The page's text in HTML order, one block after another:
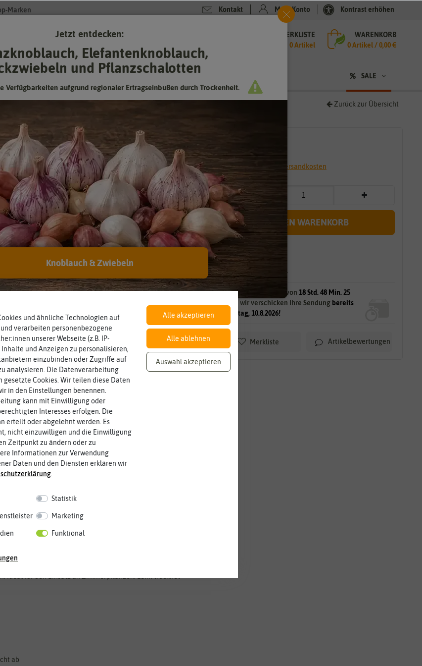
Marken Kontakt Mein Konto Kontrast erhöhen
MERKLISTE
0 Artikel
WARENKORB
0Artikel /0,00 €
SALE
Zurück zur Übersicht
* inkl. 19% MwSt. zzgl. Versandkosten
IN DEN WARENKORB
sofort lieferbar
gilt für 645 am Lager.
Bestellen Sie innerhalb von 18 Std. 48 Min. 23
und wir verschicken Ihre Sendung bereits
am Montag, 10.8.2026!
Merkliste Artikelbewertungen
Sticker (10 Stück)
Klebefalle zum Abfangen fliegender
wie Trauermücken („Schwarzen Fliegen“) und
Fliegen.
Neudorff
00318
4005240003183
Download als PDF
(„Schwarzen Fliegen“) und Weißen
Ideal für den Einsatz an Zimmerpflanzen. Leim trocknet
ab
und ähnliche Technologien auf
verarbeiten personenbezogene
unserer Webseite (z.B. IP-
Inhalte und Anzeigen zu personalisieren,
einzubinden oder Zugriffe auf
analysieren. Die Datenverarbeitung
gesetzte Cookies. Wir teilen diese Daten
in den Einstellungen benennen.
kann mit Einwilligung oder
Interesses erfolgen. Die
erteilt oder abgelehnt werden. Es
nicht einzuwilligen und die Einwilligung
Zeitpunkt zu ändern oder zu
Informationen zur Verwendung
Daten und den Diensten erklären wir
Statistik
Marketing
Funktional
Alle akzeptieren
Alle ablehnen
Auswahl akzeptieren
Jetzt entdecken:
Elefantenknoblauch,
und Pflanzschalotten
Verfügbarkeiten aufgrund regionaler Ertragseinbußen durch Trockenheit.
Knoblauch & Zwiebeln